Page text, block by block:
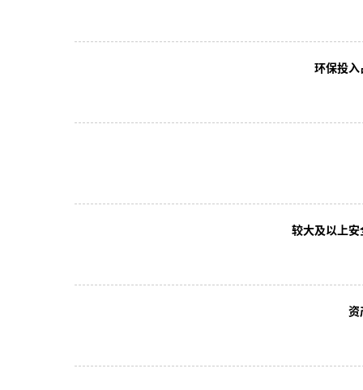
环保投入
较大及以上
资